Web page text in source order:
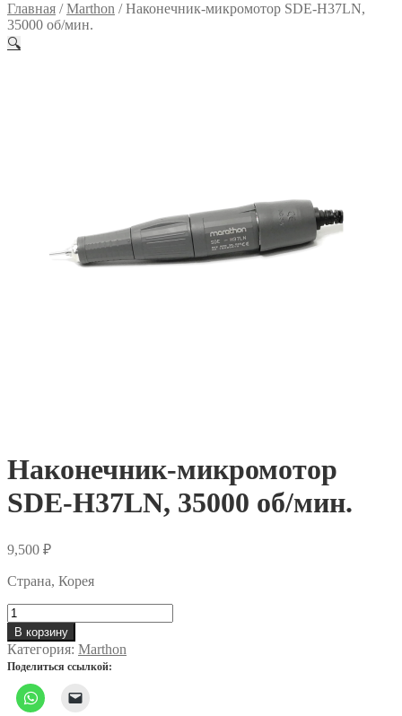
Главная /Marthon /Наконечник-микромотор SDE-H37LN,
35000 об/мин.
🔍
Наконечник-микромотор
SDE-H37LN, 35000 об/мин.
9,500 ₽
Страна, Корея
Количество
товара
Наконечник-
микромотор
SDE-
H37LN,
35000
В корзину
Категория: Marthon
Поделиться ссылкой: